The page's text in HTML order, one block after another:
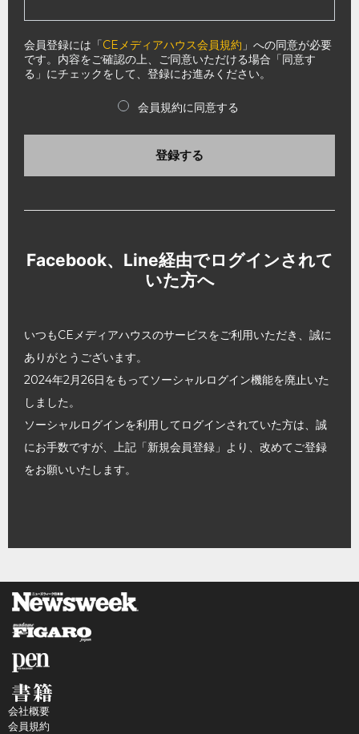
会員登録には「CEメディアハウス会員規約 」への同意が必要
です。内容をご確認の上、ご同意いただける場合「同意す
る」にチェックをして、登録にお進みください。
会員規約に同意する
登録する
Facebook、Line経由でログインされて
いた方へ
いつもCEメディアハウスのサービスをご利用いただき、誠に
ありがとうございます。
2024年2月26日をもってソーシャルログイン機能を廃止いた
しました。
ソーシャルログインを利用してログインされていた方は、誠
にお手数ですが、上記「新規会員登録」より、改めてご登録
をお願いいたします。
会社概要
会員規約